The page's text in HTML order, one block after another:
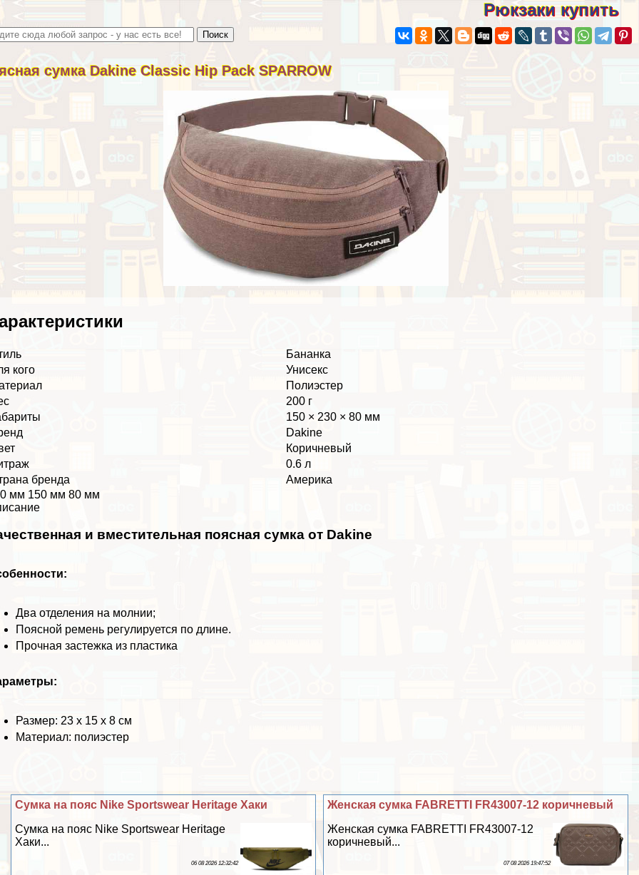
Рюкзаки купить
сумка Dakine Classic Hip Pack SPARROW
Бананка
кого
Униceкc
Полиэстер
200 г
150 × 230 × 80 мм
Dakine
Коричневый
0.6 л
бренда
Америка
мм 150 мм 80 мм
и вместительная поясная сумка от Dakine
Два отделения на молнии;
Поясной ремень регулируется по длине.
Прочная застежка из пластика
Размер: 23 х 15 х 8 см
Материал: полиэстер
Женская сумка FABRETTI FR43007-12 коричневый
Женская сумка FABRETTI FR43007-12
коричневый...
07 08 2026 19:47:52
Сумка на пояс Nike Sportswear Heritage Хаки
Сумка на пояс Nike Sportswear Heritage
Хаки...
06 08 2026 12:32:42